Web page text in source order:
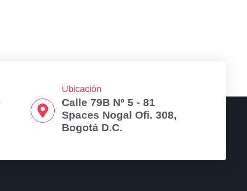
Ubicación
Calle 79B Nº 5 - 81
Spaces Nogal Ofi. 308,
Bogotá D.C.